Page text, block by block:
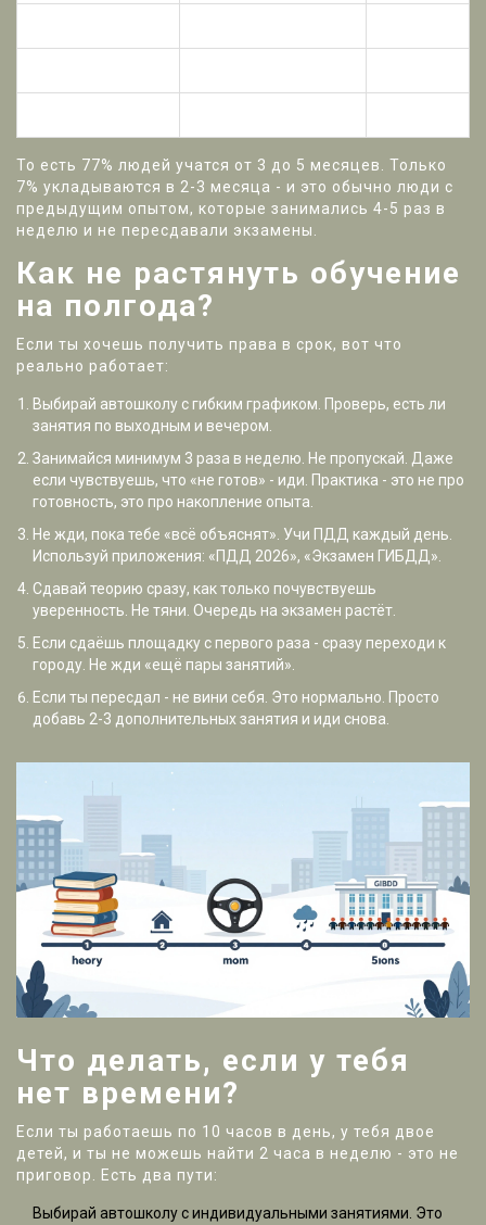
То есть 77% людей учатся от 3 до 5 месяцев. Только
7% укладываются в 2-3 месяца - и это обычно люди с
предыдущим опытом, которые занимались 4-5 раз в
неделю и не пересдавали экзамены.
Как не растянуть обучение
на полгода?
Если ты хочешь получить права в срок, вот что
реально работает:
Выбирай автошколу с гибким графиком. Проверь, есть ли
занятия по выходным и вечером.
Занимайся минимум 3 раза в неделю. Не пропускай. Даже
если чувствуешь, что «не готов» - иди. Практика - это не про
готовность, это про накопление опыта.
Не жди, пока тебе «всё объяснят». Учи ПДД каждый день.
Используй приложения: «ПДД 2026», «Экзамен ГИБДД».
Сдавай теорию сразу, как только почувствуешь
уверенность. Не тяни. Очередь на экзамен растёт.
Если сдаёшь площадку с первого раза - сразу переходи к
городу. Не жди «ещё пары занятий».
Если ты пересдал - не вини себя. Это нормально. Просто
добавь 2-3 дополнительных занятия и иди снова.
Что делать, если у тебя
нет времени?
Если ты работаешь по 10 часов в день, у тебя двое
детей, и ты не можешь найти 2 часа в неделю - это не
приговор. Есть два пути:
Выбирай автошколу с индивидуальными занятиями. Это